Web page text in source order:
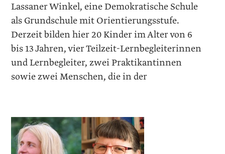
Lassaner Winkel, eine Demokratische Schule
als Grundschule mit Orientierungsstufe.
Derzeit bilden hier 20 Kinder im Alter von 6
bis 13 Jahren, vier Teilzeit-Lernbegleiterinnen
und Lernbegleiter, zwei Praktikantinnen
sowie zwei Menschen, die in der